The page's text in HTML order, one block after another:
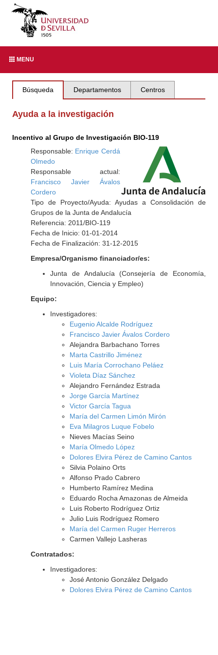
MENU
Búsqueda Departamentos Centros
Ayuda a la investigación
Incentivo al Grupo de Investigación BIO-119
Responsable: Enrique Cerdá
Olmedo
Responsable actual:
Francisco Javier Ávalos
Cordero
Tipo de Proyecto/Ayuda: Ayudas a Consolidación de
Grupos de la Junta de Andalucía
Referencia: 2011/BIO-119
Fecha de Inicio: 01-01-2014
Fecha de Finalización: 31-12-2015
Empresa/Organismo financiador/es:
Junta de Andalucía (Consejería de Economía,
Innovación, Ciencia y Empleo)
Equipo:
Investigadores:
Eugenio Alcalde Rodríguez
Francisco Javier Ávalos Cordero
Alejandra Barbachano Torres
Marta Castrillo Jiménez
Luis María Corrochano Peláez
Violeta Díaz Sánchez
Alejandro Fernández Estrada
Jorge García Martínez
Victor García Tagua
María del Carmen Limón Mirón
Eva Milagros Luque Fobelo
Nieves Macías Seino
María Olmedo López
Dolores Elvira Pérez de Camino Cantos
Silvia Polaino Orts
Alfonso Prado Cabrero
Humberto Ramírez Medina
Eduardo Rocha Amazonas de Almeida
Luis Roberto Rodríguez Ortiz
Julio Luis Rodríguez Romero
María del Carmen Ruger Herreros
Carmen Vallejo Lasheras
Contratados:
Investigadores:
José Antonio González Delgado
Dolores Elvira Pérez de Camino Cantos